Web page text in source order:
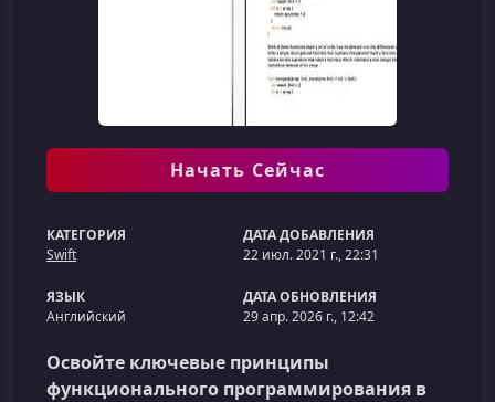
Начать Сейчас
КАТЕГОРИЯ
Swift
ДАТА ДОБАВЛЕНИЯ
22 июл. 2021 г., 22:31
ЯЗЫК
Английский
ДАТА ОБНОВЛЕНИЯ
29 апр. 2026 г., 12:42
Освойте ключевые принципы
функционального программирования в